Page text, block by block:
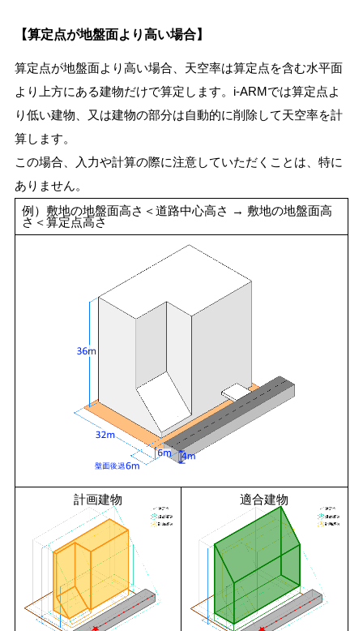
【算定点が地盤面より高い場合】
算定点が地盤面より高い場合、天空率は算定点を含む水平面
より上方にある建物だけで算定します。i-ARMでは算定点よ
り低い建物、又は建物の部分は自動的に削除して天空率を計
算します。
この場合、入力や計算の際に注意していただくことは、特に
ありません。
例）敷地の地盤面高さ＜道路中心高さ → 敷地の地盤面高
さ＜算定点高さ
計画建物 適合建物